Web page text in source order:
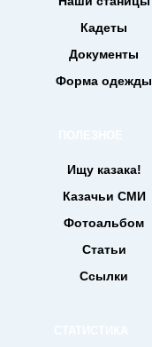
Кадеты
Документы
Форма одежды
Ищу казака!
Казачьи СМИ
Фотоальбом
Статьи
Ссылки